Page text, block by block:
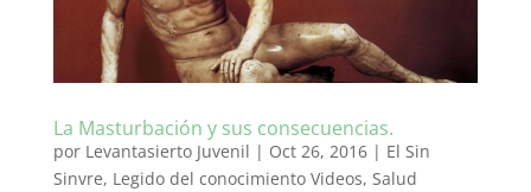
La Masturbación y sus consecuencias.
por Levantasierto Juvenil | Oct 26, 2016| El Sin
Sinvre, Legido del conocimiento Videos, Salud